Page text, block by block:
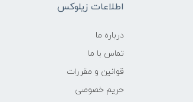
اطلاعات زیلوکس
درباره ما
تماس با ما
قوانین و مقررات
حریم خصوصی